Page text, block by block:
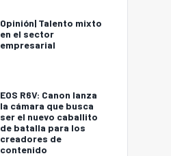
Opinión| Talento mixto
en el sector
empresarial
EOS R6V: Canon lanza
la cámara que busca
ser el nuevo caballito
de batalla para los
creadores de
contenido